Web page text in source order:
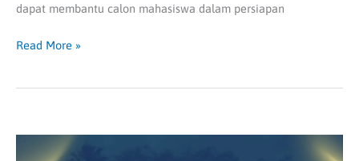
dapat membantu calon mahasiswa dalam persiapan
Read More »